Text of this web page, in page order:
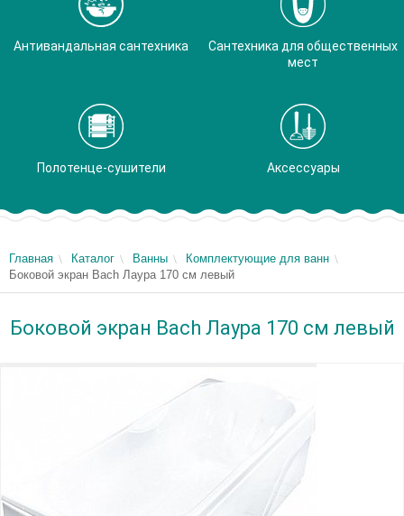
Антивандальная сантехника
Сантехника для общественных
мест
Полотенце-сушители Аксессуары
Главная Каталог Ванны
Комплектующие для ванн
Боковой экран Bach Лаура 170 см левый
Боковой экран Bach Лаура 170 см левый